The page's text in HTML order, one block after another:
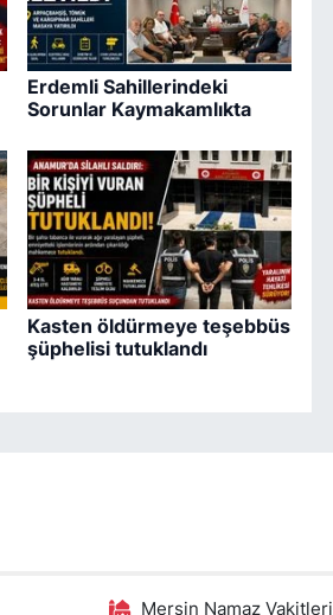
Erdemli Sahillerindeki
Sorunlar Kaymakamlıkta
Kasten öldürmeye teşebbüs
şüphelisi tutuklandı
Mersin Namaz Vakitleri